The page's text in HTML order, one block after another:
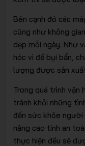
Bên cạnh đó các
cũng như không
dẹp mỗi ngày. Như
hóc vì để bụi bẩn,
lượng được sản
Trong quá trình vận
tránh khỏi những
đến sức khỏe người
nâng cao tính an
thực hiện đều sẽ